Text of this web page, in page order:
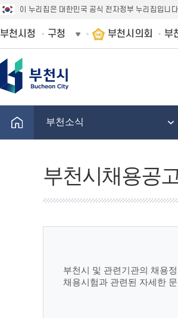
이 누리집은 대한민국 공식 전자정부 누리집입니다.
부천시청 구청 부천시의회 부
부천소식
부천시채용공
부천시 및 관련기관의 채용
채용시험과 관련된 자세한